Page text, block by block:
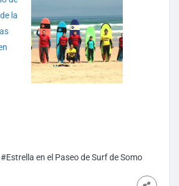
#Estrella en el Paseo de Surf de Somo